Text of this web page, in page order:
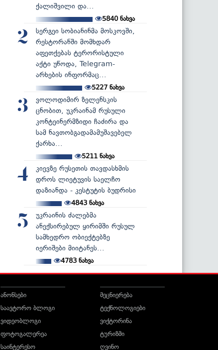
ქალიშვილი და...
5840ნახვა
2
სერგეი სობიანინმა მოსკოვში,
რესტორანში მომხდარ
აფეთქებას ტერორისტული
აქტი უწოდა, Telegram-
არხების ინფორმაც...
5227 ნახვა
3
ვოლოდიმირ ზელენსკის
ცნობით, უკრაინამ რუსული
კონტეინერმზიდი ჩაძირა და
სამ ნავთობგადამამუშავებელ
ქარხა...
5211ნახვა
4
კიევზე რუსეთის თავდასხმის
დროს ლიეტუვის საელჩო
დაზიანდა - კესტუტის ბუდრისი
4843ნახვა
5
უკრაინის ძალებმა
ანექსირებულ ყირიმში რუსულ
სამხედრო ობიექტებზე
იერიშები მიიტანეს...
4783 ნახვა
ანონსები
საავტორო ბლოგი
ვიდეობლოგი
ფოტოგალერეა
საინტერესო
მეცნიერება
ტექნოლოგიები
ვიქტორინა
ტურიზმი
ღვინო